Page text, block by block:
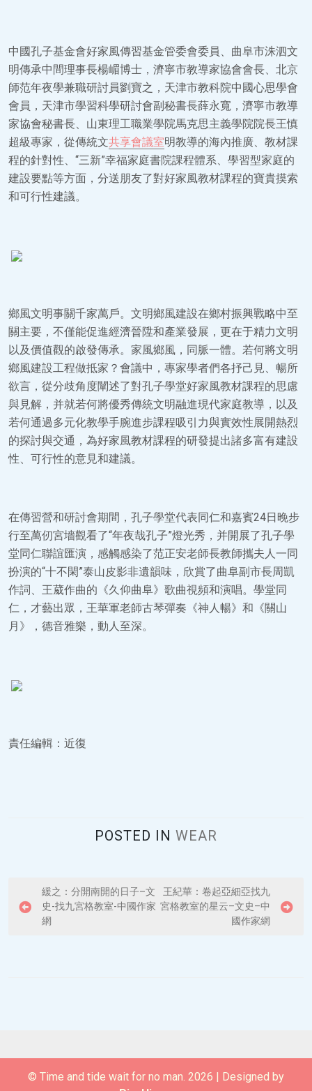
中國孔子基金會好家風傳習基金管委會委員、曲阜市洙泗文
明傳承中間理事長楊嵋博士，濟寧市教導家協會會長、北京
師范年夜學兼職研討員劉寶之，天津市教科院中國心思學會
會員，天津市學習科學研討會副秘書長薛永寬，濟寧市教導
家協會秘書長、山東理工職業學院馬克思主義學院院長王慎
超級專家，從傳統文共享會議室明教導的海內推廣、教材課
程的針對性、“三新”幸福家庭書院課程體系、學習型家庭的
建設要點等方面，分送朋友了對好家風教材課程的寶貴摸索
和可行性建議。
鄉風文明事關千家萬戶。文明鄉風建設在鄉村振興戰略中至
關主要，不僅能促進經濟晉陞和產業發展，更在于精力文明
以及價值觀的啟發傳承。家風鄉風，同脈一體。若何將文明
鄉風建設工程做抵家？會議中，專家學者們各抒己見、暢所
欲言，從分歧角度闡述了對孔子學堂好家風教材課程的思慮
與見解，并就若何將優秀傳統文明融進現代家庭教導，以及
若何通過多元化教學手腕進步課程吸引力與實效性展開熱烈
的探討與交通，為好家風教材課程的研發提出諸多富有建設
性、可行性的意見和建議。
在傳習營和研討會期間，孔子學堂代表同仁和嘉賓24日晚步
行至萬仞宮墻觀看了“年夜哉孔子”燈光秀，并開展了孔子學
堂同仁聯誼匯演，感觸感染了范正安老師長教師攜夫人一同
扮演的“十不閑”泰山皮影非遺韻味，欣賞了曲阜副市長周凱
作詞、王葳作曲的《久仰曲阜》歌曲視頻和演唱。學堂同
仁，才藝出眾，王華軍老師古琴彈奏《神人暢》和《關山
月》，德音雅樂，動人至深。
責任編輯：近復
POSTED IN WEAR
o
g
緩之：分開南開的日子–文
史-找九宮格教室-中國作家
網
王紀華：卷起亞細亞找九
宮格教室的星云–文史–中
國作家網
© Time and tide wait for no man. 2026 | Designed by